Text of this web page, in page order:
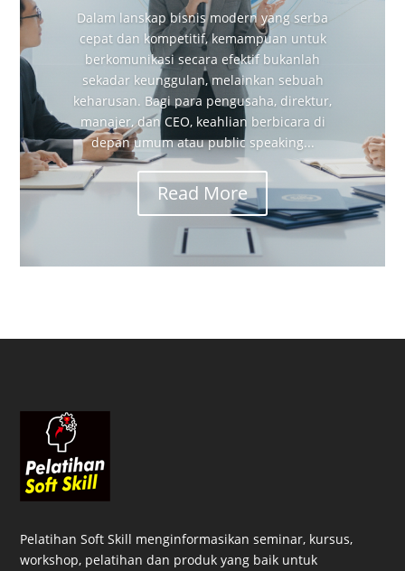
Dalam lanskap bisnis modern yang serba
cepat dan kompetitif, kemampuan untuk
berkomunikasi secara efektif bukanlah
sekadar keunggulan, melainkan sebuah
keharusan. Bagi para pengusaha, direktur,
manajer, dan CEO, keahlian berbicara di
depan umum atau public speaking...
Read More
Pelatihan Soft Skill menginformasikan seminar, kursus,
workshop, pelatihan dan produk yang baik untuk